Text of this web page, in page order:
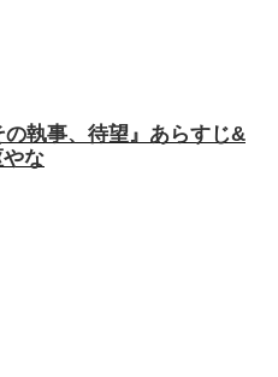
執事、待望』あらすじ&
な